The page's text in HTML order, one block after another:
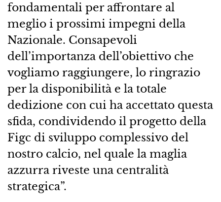
fondamentali per affrontare al
meglio i prossimi impegni della
Nazionale. Consapevoli
dell’importanza dell’obiettivo che
vogliamo raggiungere, lo ringrazio
per la disponibilità e la totale
dedizione con cui ha accettato questa
sfida, condividendo il progetto della
Figc di sviluppo complessivo del
nostro calcio, nel quale la maglia
azzurra riveste una centralità
strategica”.